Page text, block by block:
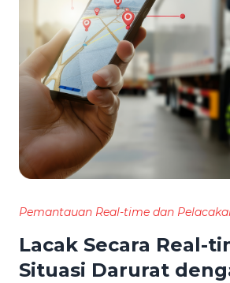
Pemantauan Real-time dan
Lacak Secara Real-
Situasi Darurat